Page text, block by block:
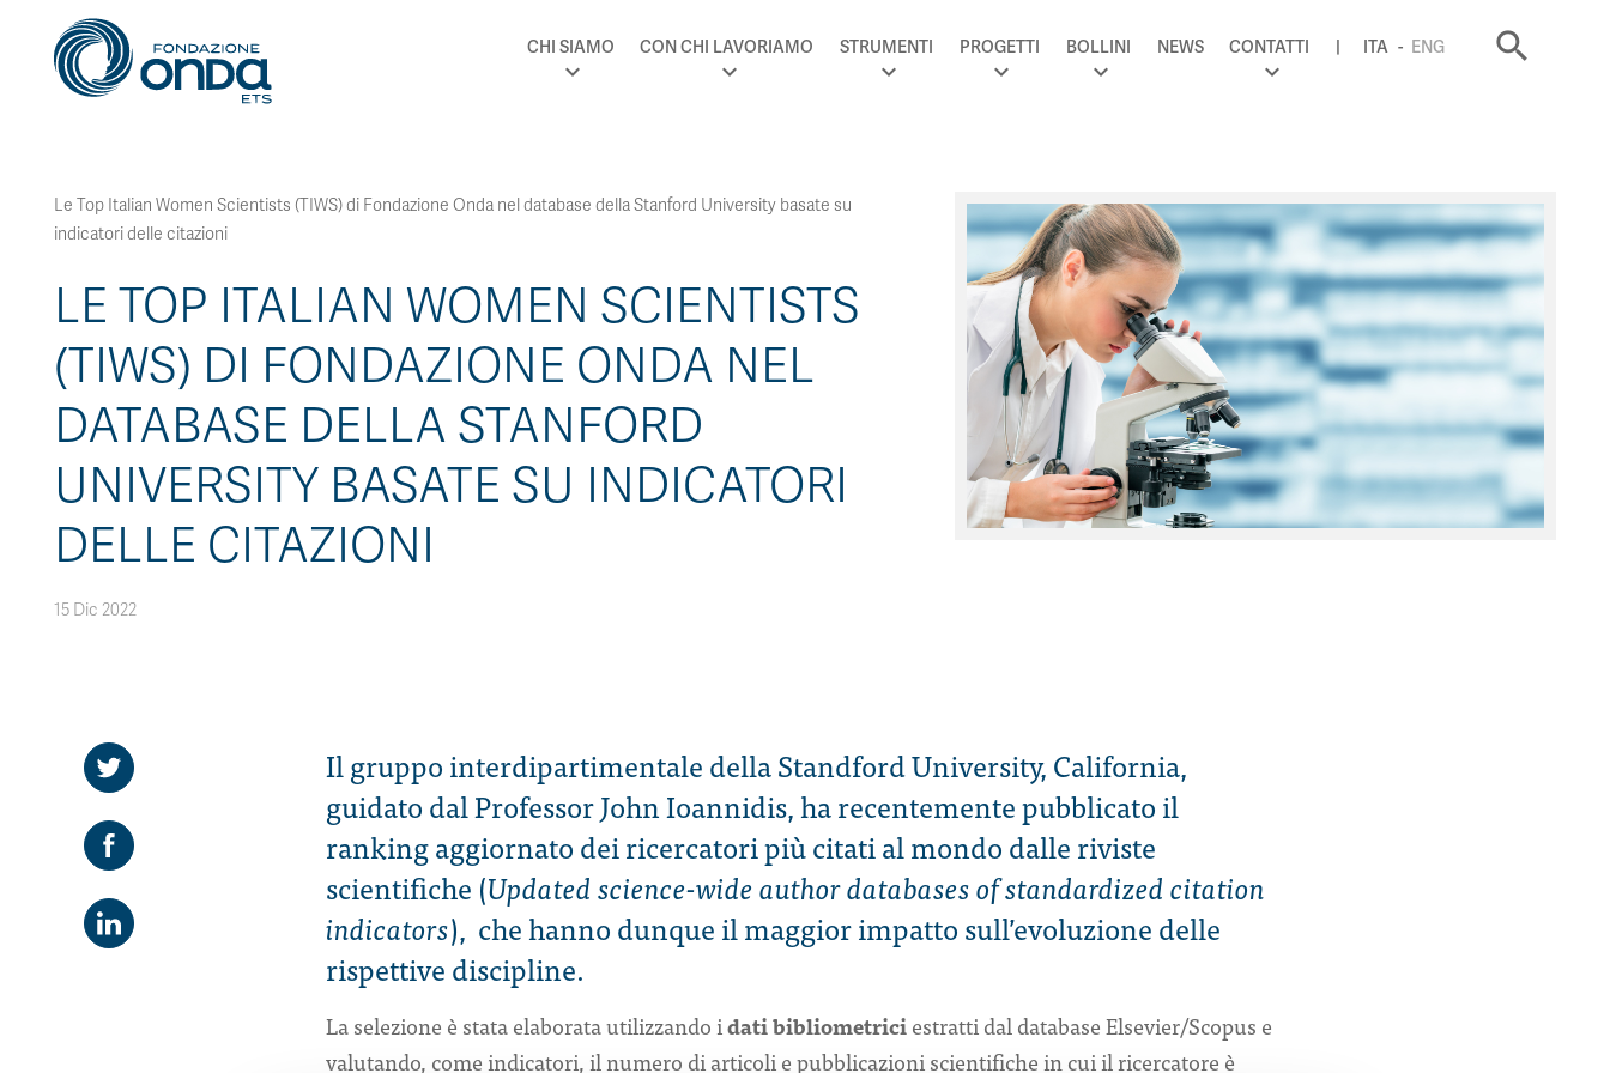
CHI SIAMO CON CHI LAVORIAMO STRUMENTI PROGETTI BOLLINI NEWS CONTATTI ITA ENG search
Le Top Italian Women Scientists (TIWS) di Fondazione Onda nel database della Stanford University basate su
indicatori delle citazioni
LE TOP ITALIAN WOMEN SCIENTISTS
(TIWS) DI FONDAZIONE ONDA NEL
DATABASE DELLA STANFORD
UNIVERSITY BASATE SU INDICATORI
DELLE CITAZIONI
15 Dic 2022
Il gruppo interdipartimentale della Standford University, California,
guidato dal Professor John Ioannidis, ha recentemente pubblicato il
ranking aggiornato dei ricercatori più citati al mondo dalle riviste
scientifiche (Updated science-wide author databases of standardized citation
indicators), che hanno dunque il maggior impatto sull’evoluzione delle
rispettive discipline.
La selezione è stata elaborata utilizzando idati bibliometriciestratti dal database Elsevier/Scopus e
valutando, come indicatori, il numero di articoli e pubblicazioni scientifiche in cui il ricercatore è